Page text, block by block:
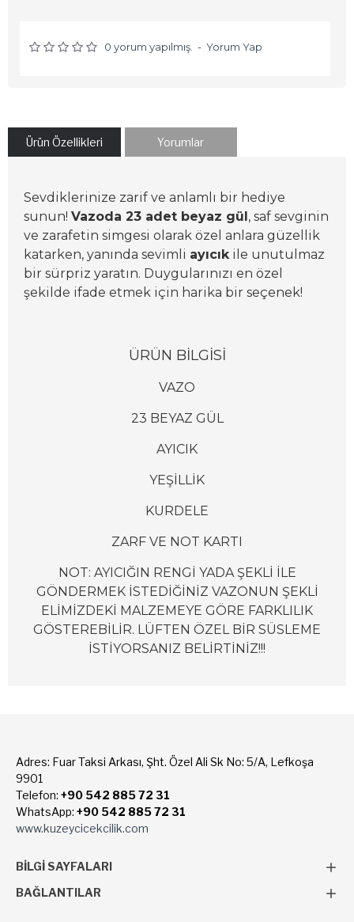
0 yorum yapılmış. - Yorum Yap
Ürün Özellikleri Yorumlar
Sevdiklerinize zarif ve anlamlı bir hediye
sunun! Vazoda 23 adet beyaz gül, saf sevginin
ve zarafetin simgesi olarak özel anlara güzellik
katarken, yanında sevimli ayıcıkile unutulmaz
bir sürpriz yaratın. Duygularınızı en özel
şekilde ifade etmek için harika bir seçenek!
ÜRÜN BİLGİSİ
VAZO
23 BEYAZ GÜL
AYICIK
YEŞİLLİK
KURDELE
ZARF VE NOT KARTI
NOT: AYICIĞIN RENGİ YADA ŞEKLİ İLE
GÖNDERMEK İSTEDİĞİNİZ VAZONUN ŞEKLİ
ELİMİZDEKİ MALZEMEYE GÖRE FARKLILIK
GÖSTEREBİLİR. LÜFTEN ÖZEL BİR SÜSLEME
İSTİYORSANIZ BELİRTİNİZ!!!
Adres: Fuar Taksi Arkası, Şht. Özel Ali Sk No: 5/A, Lefkoşa
9901
Telefon: +90 542 885 72 31
WhatsApp: +90 542 885 72 31
www.kuzeycicekcilik.com
BILGI SAYFALARI
BAĞLANTILAR